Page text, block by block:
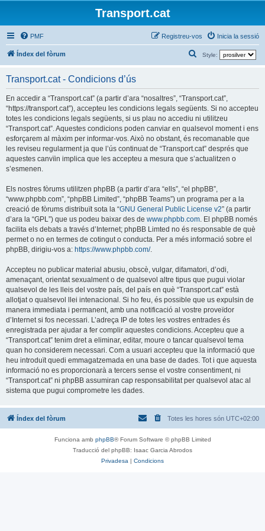
Transport.cat
PMF Inicia la sessió
Registreu-vos
Índex del fòrum Style:
e
c
a
Transport.cat - Condicions d’ús
En accedir a “Transport.cat” (a partir d’ara “nosaltres”, “Transport.cat”,
“https://transport.cat”), accepteu les condicions legals següents. Si no accepteu
totes les condicions legals següents, si us plau no accediu ni utilitzeu
“Transport.cat”. Aquestes condicions poden canviar en qualsevol moment i ens
esforçarem al màxim per informar-vos. Això no obstant, és recomanable que
les reviseu regularment ja que l’ús continuat de “Transport.cat” després que
aquestes canvïin implica que les accepteu a mesura que s’actualitzen o
s’esmenen.
Els nostres fòrums utilitzen phpBB (a partir d’ara “ells”, “el phpBB”,
“www.phpbb.com”, “phpBB Limited”, “phpBB Teams”) un programa per a la
creació de fòrums distribuït sota la “GNU General Public License v2” (a partir
d’ara la “GPL”) que us podeu baixar des de www.phpbb.com . El phpBB només
facilita els debats a través d’Internet; phpBB Limted no és responsable de què
permet o no en termes de cotingut o conducta. Per a més informació sobre el
phpBB, dirigiu-vos a: https://www.phpbb.com/.
Accepteu no publicar material abusiu, obscè, vulgar, difamatori, d’odi,
amenaçant, orientat sexualment o de qualsevol altre tipus que pugui violar
qualsevol de les lleis del vostre país, del país en què “Transport.cat” està
allotjat o qualsevol llei intenacional. Si ho feu, és possible que us expulsin de
manera immediata i permanent, amb una notificació al vostre proveïdor
d’Internet si fos necessari. L’adreça IP de totes les vostres entrades és
enregistrada per ajudar a fer complir aquestes condicions. Accepteu que a
“Transport.cat” tenim dret a eliminar, editar, moure o tancar qualsevol tema
quan ho considerem necessari. Com a usuari accepteu que la informació que
heu introduït quedi emmagatzemada en una base de dades. Tot i que aquesta
informació no es proporcionarà a tercers sense el vostre consentiment, ni
“Transport.cat” ni phpBB assumiran cap responsabilitat per qualsevol atac al
sistema que pugui comprometre les dades.
Índex del fòrum Totes les hores són UTC+02:00
Funciona amb phpBB® Forum Software © phpBB Limited
Traducció del phpBB: Isaac Garcia Abrodos
Privadesa | Condicions